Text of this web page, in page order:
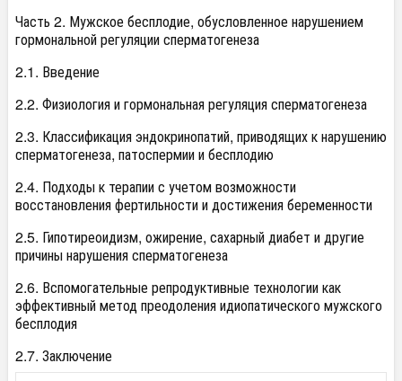
Часть 2. Мужское бесплодие, обусловленное нарушением
гормональной регуляции сперматогенеза
2.1. Введение
2.2. Физиология и гормональная регуляция сперматогенеза
2.3. Классификация эндокринопатий, приводящих к нарушению
сперматогенеза, патоспермии и бесплодию
2.4. Подходы к терапии с учетом возможности
восстановления фертильности и достижения беременности
2.5. Гипотиреоидизм, ожирение, сахарный диабет и другие
причины нарушения сперматогенеза
2.6. Вспомогательные репродуктивные технологии как
эффективный метод преодоления идиопатического мужского
бесплодия
2.7. Заключение